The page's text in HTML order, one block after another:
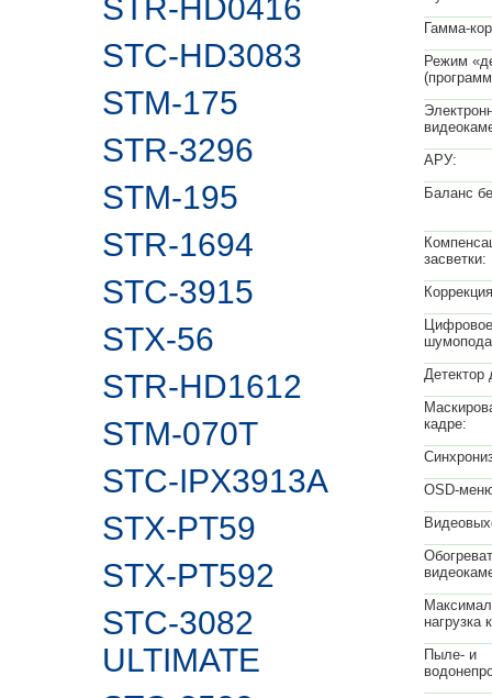
STR-HD0416
STC-HD3083
STM-175
STR-3296
STM-195
STR-1694
STC-3915
STX-56
STR-HD1612
STM-070T
STC-IPX3913A
STX-PT59
STX-PT592
STC-3082
ULTIMATE
Гамма-
Режим
АРУ:
Баланс
засветки:
Цифровое
Детектор
кадре:
OSD-
нагрузка
Пыле- и